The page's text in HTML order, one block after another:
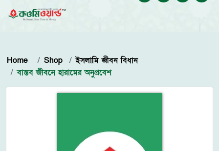
Home Shop
ইসলামি জীবন বিধান
বাস্তব জীবনে হারামের অনুপ্রবেশ